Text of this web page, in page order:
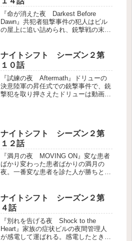
『命が消えた夜 Darkest Before
Dawn』共犯者狙撃事件の犯人はビル
の屋上に追い詰められ、銃撃戦の末、
犯者が誰か聞き出す前に出血多量で死
んでしまう。指紋から共...
ナイトシフト シーズン２第
１０話
『試練の夜 Aftermath』ドリューの
決意陸軍の昇任式での銃撃事件で、銃
撃犯を取り押さえたドリューは動画が
ナイトシフト シーズン２第
１２話
『満月の夜 MOVING ON』変な患者
ばかり変わった患者ばかりの満月の
夜。一番変な患者を診た人が勝ちとい
罰。審判はケニーだ。・リスで作った
ネックレスをしてエイズが移るか試
し...
ナイトシフト シーズン２第
４話
『別れを告げる夜 Shock to the
Heart』家族の症状ビルの夜間管理人
が感電して運ばれる。感電したときそ